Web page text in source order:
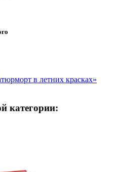
в летних красках»
категории: